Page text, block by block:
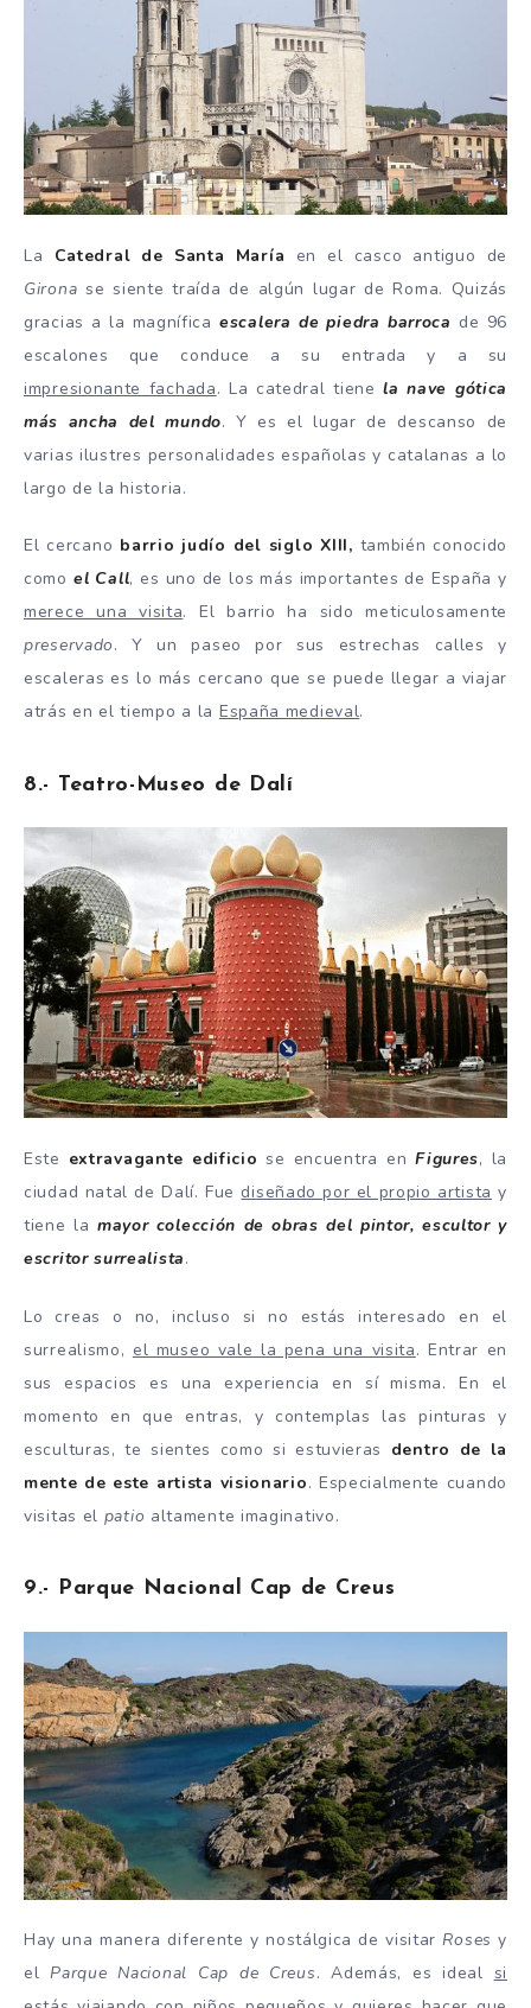
La Catedral de Santa María en el casco antiguo de
Girona se siente traída de algún lugar de Roma. Quizás
gracias a la magníficaescalera de piedra barroca de 96
escalones que conduce a su entrada y a su
impresionante fachada. La catedral tienela nave gótica
más ancha del mundo. Y es el lugar de descanso de
varias ilustres personalidades españolas y catalanas a lo
largo de la historia.
El cercano barrio judío del siglo XIII, también conocido
como el Call, es uno de los más importantes de España y
merece una visita. El barrio ha sido meticulosamente
preservado. Y un paseo por sus estrechas calles y
escaleras es lo más cercano que se puede llegar a viajar
atrás en el tiempo a la España medieval.
8.- Teatro-Museo de Dalí
Este extravagante edificio se encuentra enFigures, la
ciudad natal de Dalí. Fue diseñado por el propio artista y
tiene la mayor colección de obras del pintor, escultor y
escritor surrealista.
Lo creas o no, incluso si no estás interesado en el
surrealismo, el museo vale la pena una visita. Entrar en
sus espacios es una experiencia en sí misma. En el
momento en que entras, y contemplas las pinturas y
esculturas, te sientes como si estuvieras dentro de la
mente de este artista visionario. Especialmente cuando
visitas el patio altamente imaginativo.
9.- Parque Nacional Cap de Creus
Hay una manera diferente y nostálgica de visitarRoses y
elParque Nacional Cap de Creus. Además, es ideal si